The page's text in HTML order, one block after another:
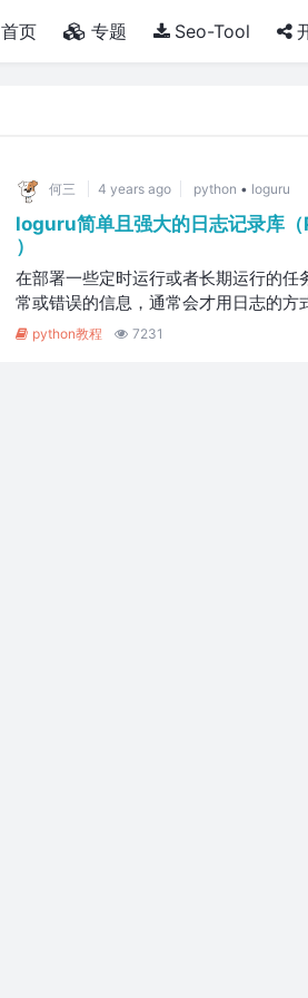
首页(current)专题 Seo-Tool
何三 4 years ago python • loguru
loguru简单且强大的日志记录库
）
在部署一些定时运行或者长期运行的
常或错误的信息，通常会才用日志的方
python教程 7231